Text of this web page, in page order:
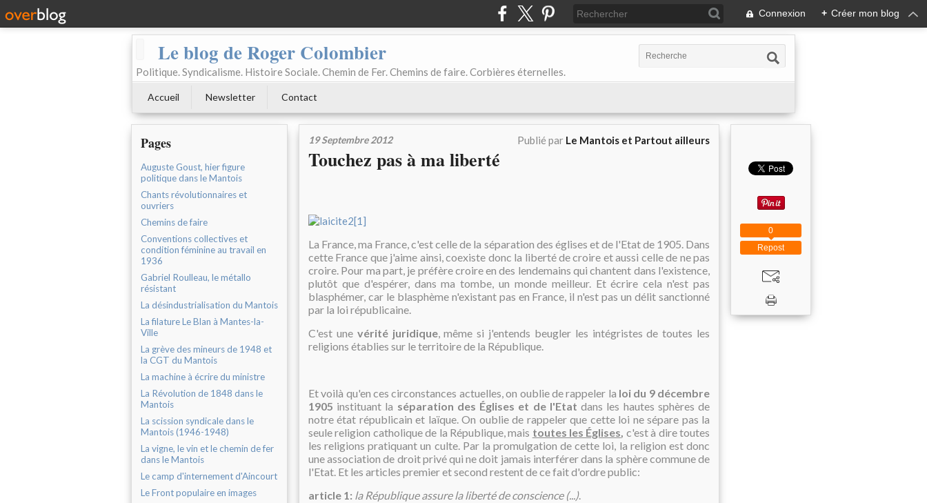
Connexion + Créer mon blog
Le blog de Roger Colombier
Politique. Syndicalisme. Histoire Sociale. Chemin de Fer. Chemins de faire. Corbières éternelles.
Accueil Newsletter Contact
Pages
Auguste Goust, hier figure
politique dans le Mantois
Chants révolutionnaires et
ouvriers
Chemins de faire
Conventions collectives et
condition féminine au travail en
1936
Gabriel Roulleau, le métallo
résistant
La désindustrialisation du Mantois
La filature Le Blan à Mantes-la-
Ville
La grève des mineurs de 1948 et
la CGT du Mantois
La machine à écrire du ministre
La Révolution de 1848 dans le
Mantois
La scission syndicale dans le
Mantois (1946-1948)
La vigne, le vin et le chemin de fer
dans le Mantois
Le camp d'internement d'Aincourt
Le Front populaire en images
19 Septembre 2012 Publié par Le Mantois et Partout ailleurs
Touchez pas à ma liberté
La France, ma France, c'est celle de la séparation des églises et de l'Etat de 1905. Dans
cette France que j'aime ainsi, coexiste donc la liberté de croire et aussi celle de ne pas
croire. Pour ma part, je préfère croire en des lendemains qui chantent dans l'existence,
plutôt que d'espérer, dans ma tombe, un monde meilleur. Et écrire cela n'est pas
blasphémer, car le blasphème n'existant pas en France, il n'est pas un délit sanctionné
par la loi républicaine.
C'est une vérité juridique, même si j'entends beugler les intégristes de toutes les
religions établies sur le territoire de la République.
Et voilà qu'en ces circonstances actuelles, on oublie de rappeler la loi du 9 décembre
1905 instituant la séparation des Églises et de l'Etat dans les hautes sphères de
notre état républicain et laïque. On oublie de rappeler que cette loi ne sépare pas la
seule religion catholique de la République, mais toutes les Églises, c'est à dire toutes
les religions pratiquant un culte. Par la promulgation de cette loi, la religion est donc
une association de droit privé qui ne doit jamais interférer dans la sphère commune de
l'Etat. Et les articles premier et second restent de ce fait d'ordre public:
article 1: la République assure la liberté de conscience (...).
Repost
0